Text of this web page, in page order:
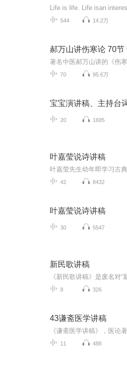
544 14.2万
郝万山讲伤寒论 70节
70 95.6万
宝宝演讲稿、主持台
20 1695
叶嘉莹说诗讲稿
42 8432
叶嘉莹说诗讲稿
30 5547
新民歌讲稿
8 326
43谦斋医学讲稿
11 488